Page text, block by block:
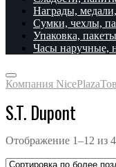
Награды,
Сумки, чехлы,
Упаковка,
Часы наручные,
Компания NicePlaza
S.T. Dupont
Отображение 1–12 из